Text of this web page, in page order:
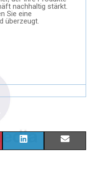
nachhaltig stärkt.
Sie eine
überzeugt.